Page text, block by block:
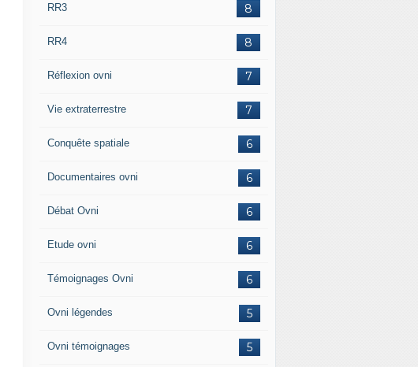
8
RR3
8
RR4
7
Réflexion ovni
7
Vie extraterrestre
6
Conquête spatiale
6
Documentaires ovni
6
Débat Ovni
6
Etude ovni
6
Témoignages Ovni
5
Ovni légendes
5
Ovni témoignages